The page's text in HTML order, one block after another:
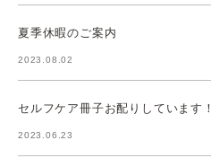
夏季休暇のご案内
2023.08.02
セルフケア冊子お配りしています！
2023.06.23